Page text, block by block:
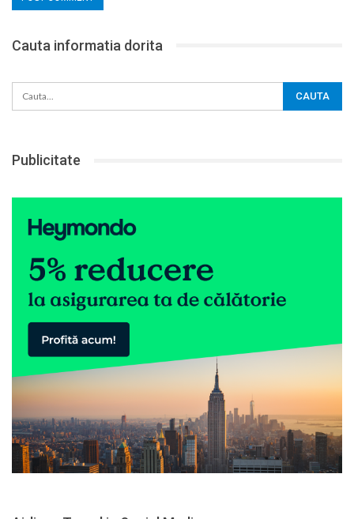
Cauta informatia dorita
Publicitate